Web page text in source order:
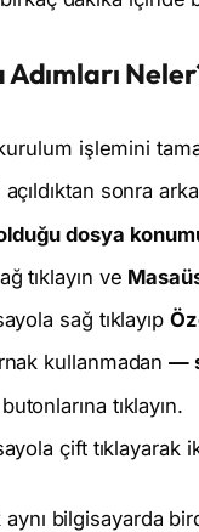
işlemini
sonra
dosya
tıklayın ve
sağ tıklayıp
kullanmadan—
tıklayın.
çift tıklayarak
aynı bilgisayarda